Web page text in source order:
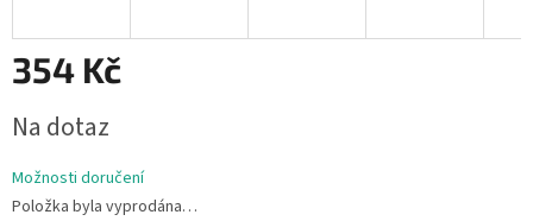
354 Kč
cena:
Na dotaz
Možnosti doručení
Položka byla vyprodána…